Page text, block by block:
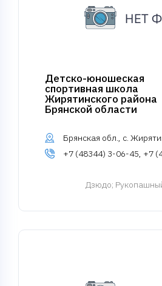
Детско-юношеская
спортивная школа
Жирятинского района
Брянской области
Брянская обл., с.
+7 (48344) 3-06-45, +7
Дзюдо;